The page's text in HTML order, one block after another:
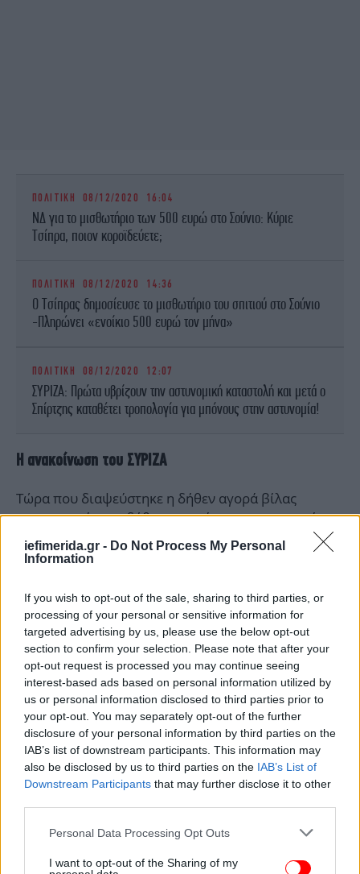
iefimerida.gr - Do Not Process My Personal
Information
If you wish to opt-out of the sale, sharing to third parties, or
processing of your personal or sensitive information for
targeted advertising by us, please use the below opt-out
section to confirm your selection. Please note that after your
opt-out request is processed you may continue seeing
interest-based ads based on personal information utilized by
us or personal information disclosed to third parties prior to
your opt-out. You may separately opt-out of the further
disclosure of your personal information by third parties on the
IAB’s list of downstream participants. This information may
also be disclosed by us to third parties on the IAB’s List of
Downstream Participants that may further disclose it to other
Please note that this website/app uses one or more Google
not limited to your visit or usage behaviour. You may click to
Personal Data Processing Opt Outs
I want to opt-out of the Sharing of my
ΠΟΛΙΤΙΚΗ 08/12/2020 16:04
ΝΔ για το μισθωτήριο των 500 ευρώ στο Σούνιο: Κύριε
Τσίπρα, ποιον κοροϊδεύετε;
ΠΟΛΙΤΙΚΗ 08/12/2020 14:36
Ο Τσίπρας δημοσίευσε το μισθωτήριο του σπιτιού στο Σούνιο
-Πληρώνει «ενοίκιο 500 ευρώ τον μήνα»
ΠΟΛΙΤΙΚΗ 08/12/2020 12:07
ΣΥΡΙΖΑ: Πρώτα υβρίζουν την αστυνομική καταστολή και μετά ο
Σπίρτζης καταθέτει τροπολογία για μπόνους στην αστυνομία!
Η ανακοίνωση του ΣΥΡΙΖΑ
Τώρα που διαψεύστηκε η δήθεν αγορά βίλας
εκατομμυρίων, η δήθεν ανακαίνιση εκατομμυρίων,
το δήθεν ανύπαρκτο ενοικιαστήριο και ό,τι άλλη
συκοφαντία εκστόμισαν για να αλλάξει η ατζέντα
πανδημίας, τώρα που με λίγα λόγια οι συκοφάντες
βουλιάζουν στη λάσπη τους, η Ν.Δ. και ο κ.
Μητσοτάκης, που τα ενορχήστρωσαν
καθοδηγώντας τα γνωστά δημοσιογραφικά
πιστόλια, ψάχνουν να βρουν δικαιολογίες. Τώρα
όμως είναι η ώρα της αλήθειας και της δικαιοσύνης.
Αντί για εξυπνάδες, περιμένουμε από τον κ.
Μητσοτάκη να ακολουθήσει το παράδειγμα
διαφάνειας και να δώσει στη δημοσιότητα όλα τα
μισθωτήρια συμβόλαια που τον αφορούν,
συμπεριλαμβανομένου του ρετιρέ στο οποίο
διαμένει στον Λυκαβηττό, τα έξοδα συντήρησης των
στοιχεία μαζί με τις σχετικές ρυθμίσεις